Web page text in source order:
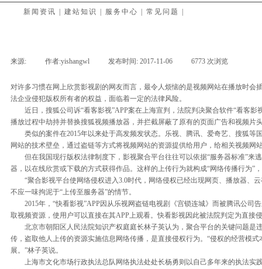
新闻资讯 建站知识 服务中心 常见问题
来源: 作者:yishangwl 发布时间: 2017-11-06 6773 次浏览
对许多习惯在网上欣赏影视剧的网友而言，最令人烦恼的是视频网站在播放时
法企业侵犯版权所有者的权益，面临着一定的法律风险。
近日，搜狐公司诉“看客影视”APP案在上海宣判，法院判决聚合软件“看客影
播放过程中劫持并替换搜狐视频播放器，并拦截屏蔽了原有的页面广告和视频片
类似的案件在2015年以来处于高发频发状态。乐视、腾讯、爱奇艺、搜狐等
网站的技术壁垒，通过盗链等方式将视频网站的资源提供给用户，给相关视频
但在我国现行版权法律制度下，影视聚合平台往往可以依据“服务器标准”来
器，以在线欣赏或下载的方式获得作品。这样的上传行为就构成“网络传播行为
“聚合影视平台使网络侵权进入3.0时代，网络侵权已经出现网页、播放器、
不应一味拘泥于“上传至服务器”的情节。
2015年，“快看影视”APP因从乐视网盗链电视剧《宫锁连城》而被腾讯公司
取视频资源，使用户可以直接在其APP上观看。快看影视因此被法院判定为直
北京市朝阳区人民法院知识产权庭庭长林子英认为，聚合平台的关键问题是
传，盗取他人上传的资源实施信息网络传播，是直接侵权行为。“侵权的经营模
展。”林子英说。
上海市文化市场行政执法总队网络执法处处长杨勇则以自己多年来的执法实